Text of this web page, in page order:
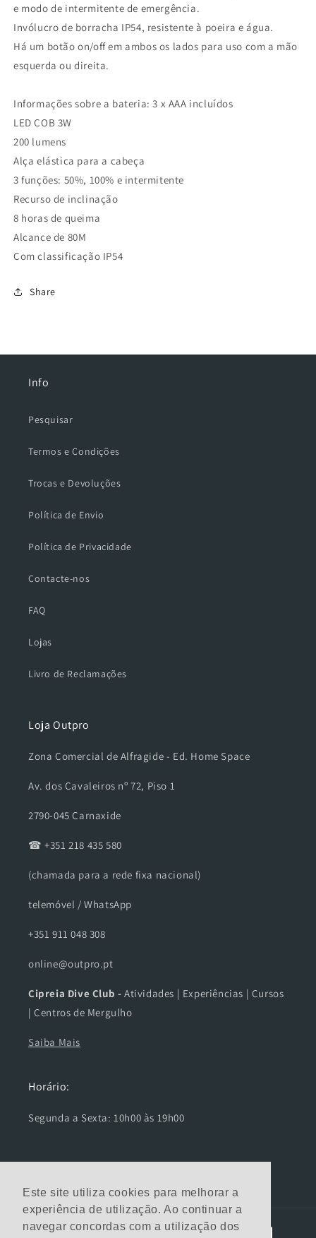
Este site utiliza cookies para melhorar a
experiência de utilização. Ao continuar a
navegar concordas com a utilização dos
e modo de intermitente de emergência.
Invólucro de borracha IP54, resistente à poeira e água.
Há um botão on/off em ambos os lados para uso com a mão
esquerda ou direita.
Informações sobre a bateria: 3 x AAA incluídos
LED COB 3W
200 lumens
Alça elástica para a cabeça
3 funções: 50%, 100% e intermitente
Recurso de inclinação
8 horas de queima
Alcance de 80M
Com classificação IP54
Share
Info
Pesquisar
Termos e Condições
Trocas e Devoluções
Política de Envio
Política de Privacidade
Contacte-nos
FAQ
Lojas
Livro de Reclamações
Loja Outpro
Zona Comercial de Alfragide - Ed. Home Space
Av. dos Cavaleiros nº 72, Piso 1
2790-045 Carnaxide
☎ +351 218 435 580
(chamada para a rede fixa nacional)
telemóvel / WhatsApp
+351 911 048 308
online@outpro.pt
Cipreia Dive Club - Atividades | Experiências | Cursos
| Centros de Mergulho
Saiba Mais
Horário:
Segunda a Sexta: 10h00 às 19h00
Métodos